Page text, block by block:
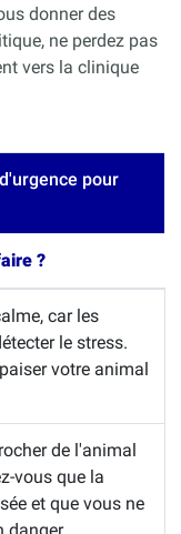
donner des
ne perdez pas
vers la clinique
pour
?
car les
le stress.
votre animal
de l'animal
vous que la
et que vous ne